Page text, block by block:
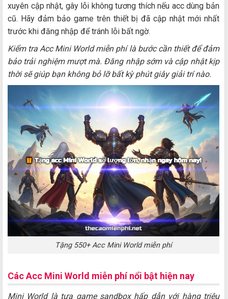
xuyên cập nhật, gây lỗi không tương thích nếu acc dùng bản
cũ. Hãy đảm bảo game trên thiết bị đã cập nhật mới nhất
trước khi đăng nhập để tránh lỗi bất ngờ.
Kiểm tra Acc Mini World miễn phí là bước cần thiết để đảm
bảo trải nghiệm mượt mà. Đăng nhập sớm và cập nhật kịp
thời sẽ giúp bạn không bỏ lỡ bất kỳ phút giây giải trí nào.
Tặng 550+ Acc Mini World miễn phí
Các Acc Mini World miễn phí nổi bật hiện nay
Mini World là tựa game sandbox hấp dẫn với hàng triệu